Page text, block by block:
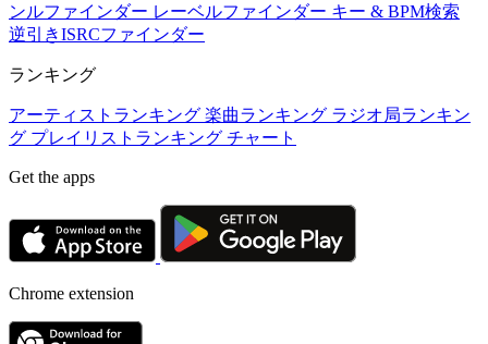
ンルファインダー レーベルファインダー キー & BPM検索
逆引きISRCファインダー
ランキング
アーティストランキング 楽曲ランキング ラジオ局ランキン
グ プレイリストランキング チャート
Get the apps
Chrome extension